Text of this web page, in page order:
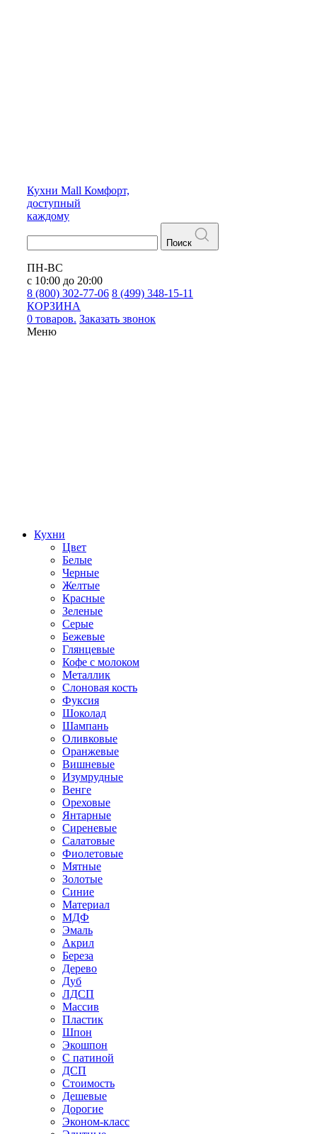
Кухни Mall Комфорт,
доступный
каждому
Поиск
ПН-ВС
с 10:00 до 20:00
8 (800) 302-77-06 8 (499) 348-15-11
КОРЗИНА
0 товаров. Заказать звонок
Меню
Кухни
Цвет
Белые
Черные
Желтые
Красные
Зеленые
Серые
Бежевые
Глянцевые
Кофе с молоком
Металлик
Слоновая кость
Фуксия
Шоколад
Шампань
Оливковые
Оранжевые
Вишневые
Изумрудные
Венге
Ореховые
Янтарные
Сиреневые
Салатовые
Фиолетовые
Мятные
Золотые
Синие
Материал
МДФ
Эмаль
Акрил
Береза
Дерево
Дуб
ЛДСП
Массив
Пластик
Шпон
Экошпон
С патиной
ДСП
Стоимость
Дешевые
Дорогие
Эконом-класс